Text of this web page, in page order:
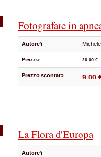
Fotografare in
Autore/i
Prezzo 20.00 €
Prezzo scontato 9.00
La Flora d'Europa
Autore/i